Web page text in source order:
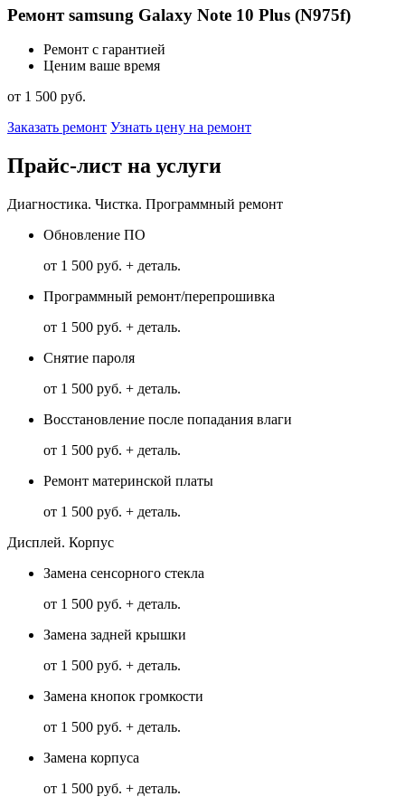
Ремонт samsung Galaxy Note 10 Plus (N975f)
Ремонт с гарантией
Ценим ваше время
от 1 500 руб.
Заказать ремонт Узнать цену на ремонт
Прайс-лист на услуги
Диагностика. Чистка. Программный ремонт
Обновление ПО
от 1 500 руб. + деталь.
Программный ремонт/перепрошивка
от 1 500 руб. + деталь.
Снятие пароля
от 1 500 руб. + деталь.
Восстановление после попадания влаги
от 1 500 руб. + деталь.
Ремонт материнской платы
от 1 500 руб. + деталь.
Дисплей. Корпус
Замена сенсорного стекла
от 1 500 руб. + деталь.
Замена задней крышки
от 1 500 руб. + деталь.
Замена кнопок громкости
от 1 500 руб. + деталь.
Замена корпуса
от 1 500 руб. + деталь.